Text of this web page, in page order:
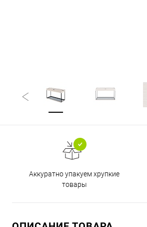
Аккуратно упакуем хрупкие
товары